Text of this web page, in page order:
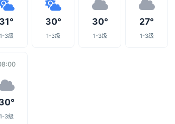
31°
1-3级
30°
1-3级
30°
1-3级
27°
1-3级
1-3级